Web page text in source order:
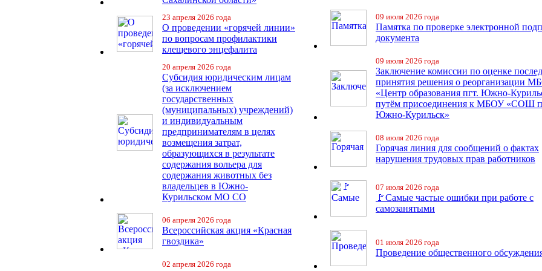
23 апреля 2026 года
О проведении «горячей линии»
по вопросам профилактики
клещевого энцефалита
20 апреля 2026 года
Субсидия юридическим лицам
(за исключением
государственных
(муниципальных) учреждений)
и индивидуальным
предпринимателям в целях
возмещения затрат,
образующихся в результате
содержания вольера для
содержания животных без
владельцев в Южно-
Курильском МО СО
06 апреля 2026 года
Всероссийская акция «Красная
гвоздика»
02 апреля 2026 года
09 июля 2026 года
Памятка по проверке электронной
документа
09 июля 2026 года
Заключение комиссии по оценке
принятия решения о реорганизации
«Центр образования пгт. Южно-
путём присоединения к МБОУ «СОШ
Южно-Курильск»
08 июля 2026 года
Горячая линия для сообщений о фактах
нарушения трудовых прав работников
07 июля 2026 года
🚩Самые частые ошибки при работе с
самозанятыми
01 июля 2026 года
Проведение общественного